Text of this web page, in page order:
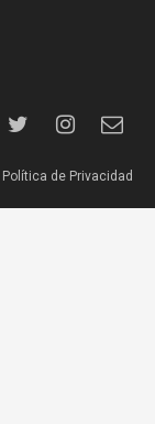
Política de Privacidad